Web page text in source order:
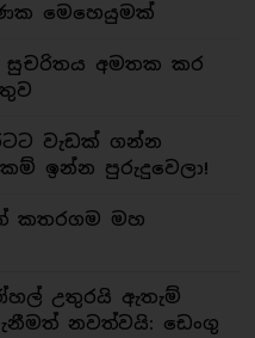
මෙහෙයුමක්
සුචරිතය අමතක කර
වැඩක් ගන්න
ඉන්න පුරුදුවෙලා!
කතරගම මහ
උතුරයි ඇතැම්
නවත්වයි: ඩෙංගු